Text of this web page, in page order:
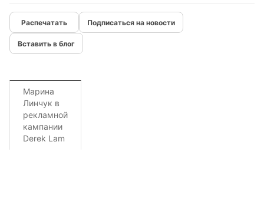
Подписаться на новости
Вставить в блог
Марина
Линчук в
рекламной
кампании
Derek Lam